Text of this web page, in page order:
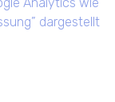
dargestellt